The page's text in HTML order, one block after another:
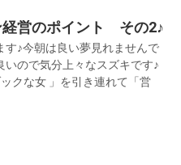
経営のポイント その2♪
す♪今朝は良い夢見れませんで
いので気分上々なスズキです♪
クな女 」を引き連れて「営